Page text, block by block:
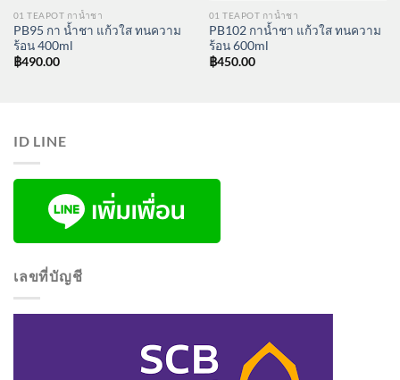
01 TEAPOT กาน้ำชา
PB95 กา น้ำชา แก้วใส ทนความ
ร้อน 400ml
฿490.00
01 TEAPOT กาน้ำชา
PB102 กาน้ำชา แก้วใส ทนความ
ร้อน 600ml
฿450.00
ID LINE
เลขที่บัญชี